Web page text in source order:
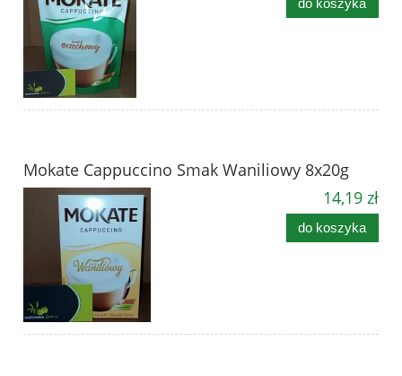
do koszyka
Mokate Cappuccino Smak Waniliowy 8x20g
14,19 zł
do koszyka